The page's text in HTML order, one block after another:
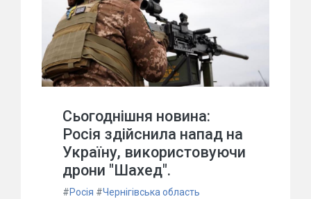
Сьогоднішня новина:
Росія здійснила напад на
Україну, використовуючи
дрони "Шахед".
#Росія #Чернігівська область